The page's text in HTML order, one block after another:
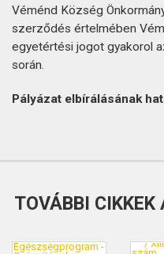
Véménd Község
szerződés értelmében
egyetértési jogot gyakorol
során.
Pályázat elbírálásának
TOVÁBBI CIKKEK